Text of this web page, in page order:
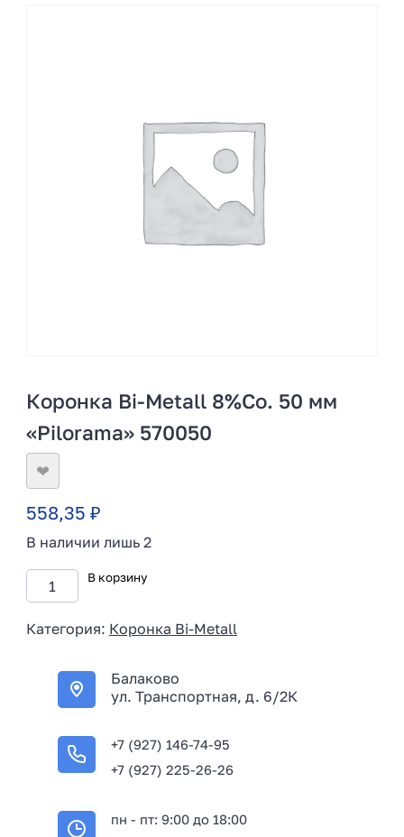
Коронка Bi-Metall 8%Co. 50 мм
«Pilorama» 570050
❤
558,35 ₽
В наличии лишь 2
В корзину
Категория: Коронка Bi-Metall
Балаково
ул. Транспортная, д. 6/2К
+7 (927) 146-74-95
+7 (927) 225-26-26
пн - пт: 9:00 до 18:00